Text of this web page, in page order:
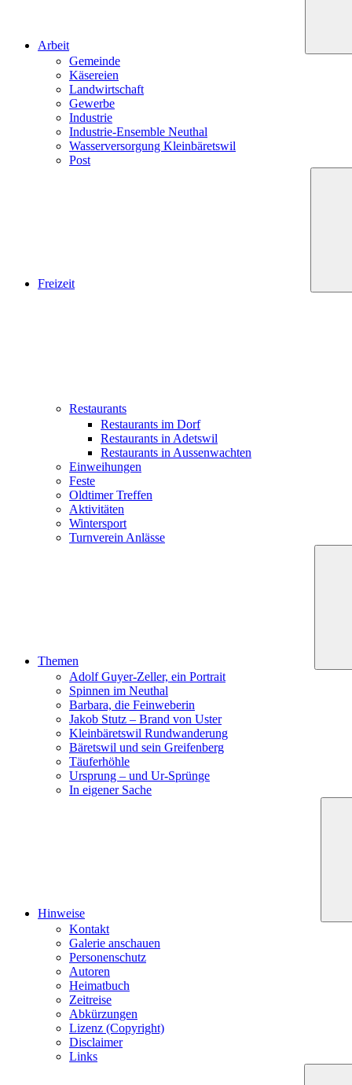
Arbeit
Gemeinde
Käsereien
Landwirtschaft
Gewerbe
Industrie
Industrie-Ensemble Neuthal
Wasserversorgung Kleinbäretswil
Post
Freizeit
Restaurants
Restaurants im Dorf
Restaurants in Adetswil
Restaurants in Aussenwachten
Einweihungen
Feste
Oldtimer Treffen
Aktivitäten
Wintersport
Turnverein Anlässe
Themen
Adolf Guyer-Zeller, ein Portrait
Spinnen im Neuthal
Barbara, die Feinweberin
Jakob Stutz – Brand von Uster
Kleinbäretswil Rundwanderung
Bäretswil und sein Greifenberg
Täuferhöhle
Ursprung – und Ur-Sprünge
In eigener Sache
Hinweise
Kontakt
Galerie anschauen
Personenschutz
Autoren
Heimatbuch
Zeitreise
Abkürzungen
Lizenz (Copyright)
Disclaimer
Links